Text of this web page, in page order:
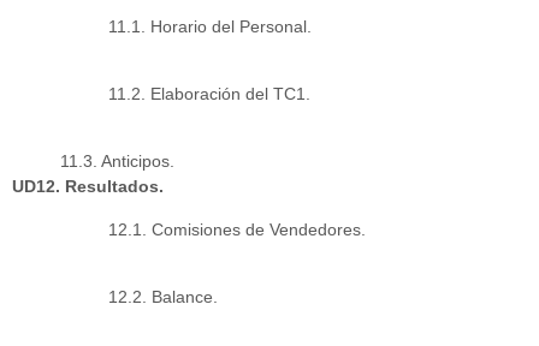
11.1. Horario del Personal.
11.2. Elaboración del TC1.
11.3. Anticipos.
UD12. Resultados.
12.1. Comisiones de Vendedores.
12.2. Balance.